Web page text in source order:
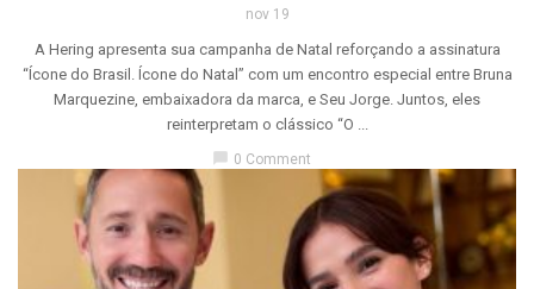
nov 19
A Hering apresenta sua campanha de Natal reforçando a assinatura
“Ícone do Brasil. Ícone do Natal” com um encontro especial entre Bruna
Marquezine, embaixadora da marca, e Seu Jorge. Juntos, eles
reinterpretam o clássico “O ...
chat_bubble 0 Comment